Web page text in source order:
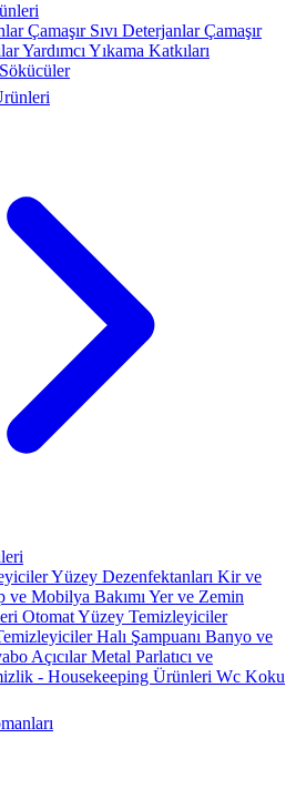
Çamaşır Sıvı DeterjanlarÇamaşır
Yardımcı Yıkama Katkıları
Yüzey Dezenfektanları Kir ve
ve Mobilya Bakımı Yer ve Zemin
Otomat Yüzey Temizleyiciler
Halı Şampuanı Banyo ve
AçıcılarMetal Parlatıcı ve
- Housekeeping Ürünleri Wc Koku